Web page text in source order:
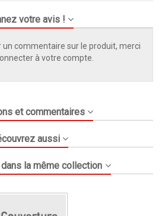
votre avis !
un commentaire sur le produit, merci
à votre compte.
et commentaires
aussi
la même collection